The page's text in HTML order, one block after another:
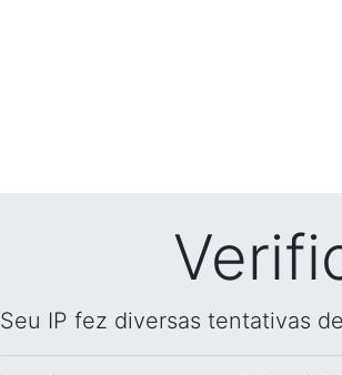
Seu IP fez diversas tentativas